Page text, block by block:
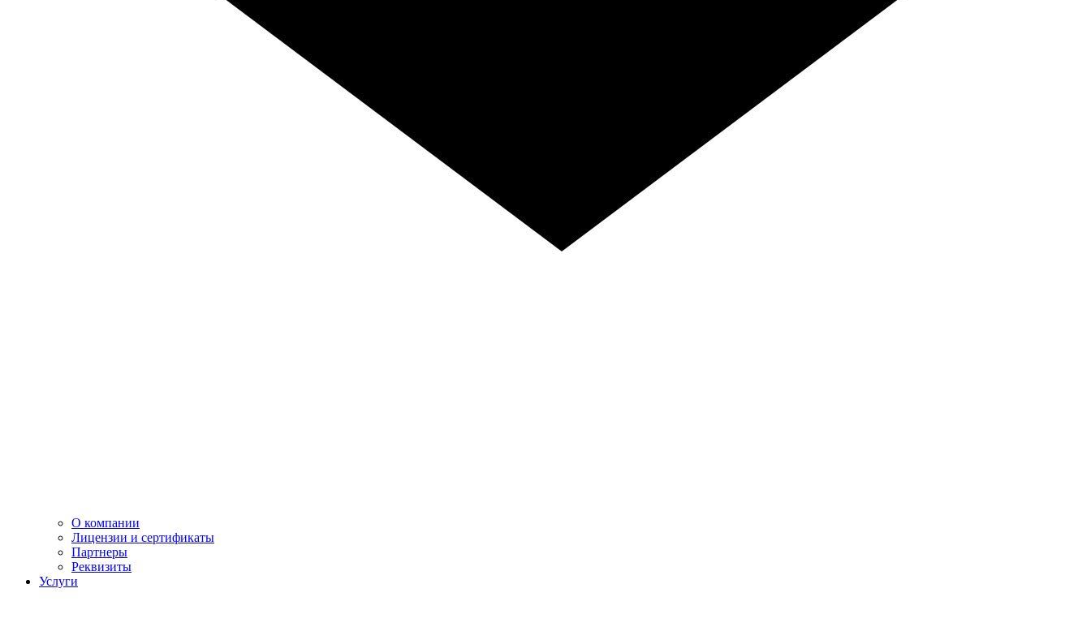
О компании
Лицензии и сертификаты
Партнеры
Реквизиты
Услуги